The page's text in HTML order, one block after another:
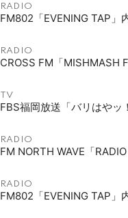
RADIO
FM802「EVENING TAP」
RADIO
CROSS FM「MISHMASH
TV
FBS福岡放送「バリはやッ
RADIO
FM NORTH WAVE「
RADIO
FM802「EVENING TAP」